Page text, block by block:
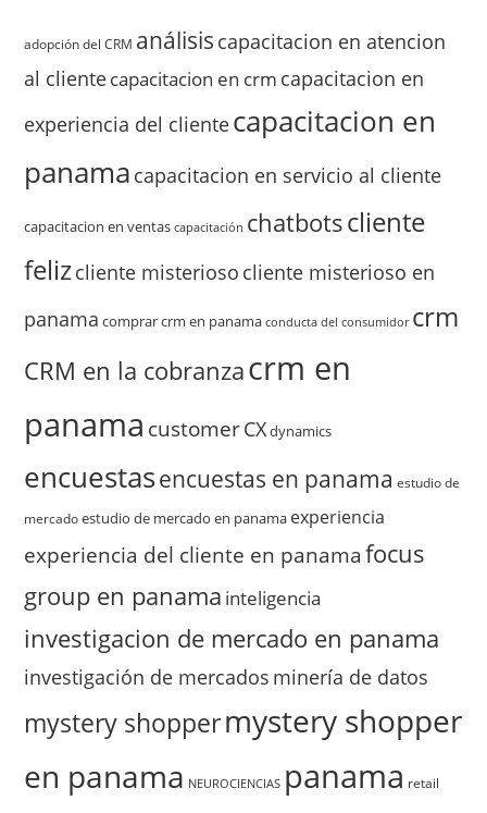
adopción del CRM análisis capacitacion en atencion
al clientecapacitacion en crm capacitacion en
experiencia del clientecapacitacion en
panama capacitacion en servicio al cliente
capacitacion en ventas capacitación chatbotscliente
felizcliente misterioso cliente misterioso en
panama comprar crm en panama conducta del consumidor crm
CRM en la cobranzacrm en
panama customerCXdynamics
encuestasencuestas en panama estudio de
mercado estudio de mercado en panama experiencia
experiencia del cliente en panama focus
group en panama inteligencia
investigacion de mercado en panama
investigación de mercados minería de datos
mystery shoppermystery shopper
en panama NEUROCIENCIAS panama retail